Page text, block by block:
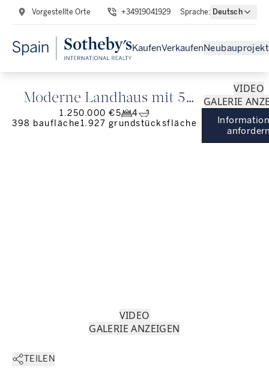
Vorgestellte Orte +34919041929 Sprache: Deutsch
KaufenVerkaufen
Moderne Landhaus mit 5
Schlafzimmern in der Nähe
1.250.000 €5
4
398 baufläche1.927 grundstücksfläche
VIDEO
GALERIE
VIDEO
GALERIE ANZEIGEN
TEILEN